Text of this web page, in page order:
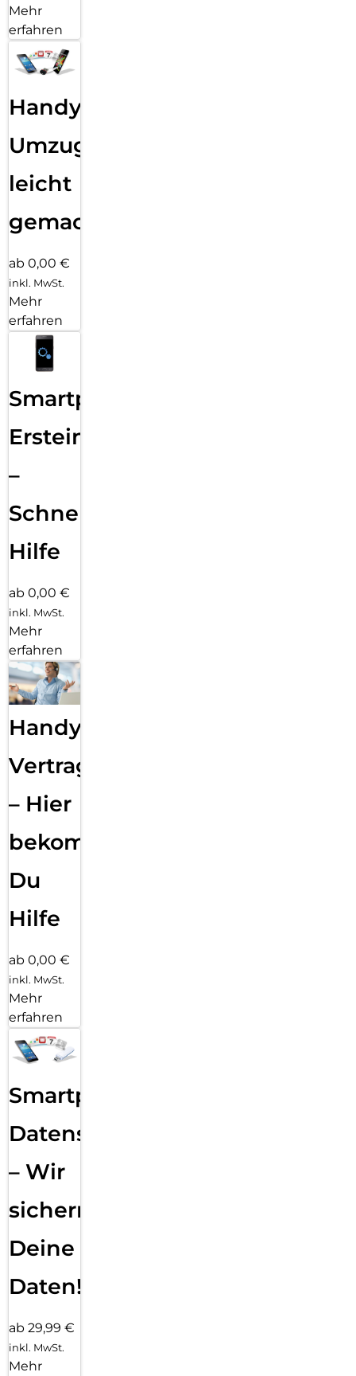
Mehr
erfahren
Handy
Umzug
leicht
gemacht!
ab 0,00 €
inkl. MwSt.
Mehr
erfahren
Smartphone
Ersteinrichtung
–
Schnelle
Hilfe
ab 0,00 €
inkl. MwSt.
Mehr
erfahren
Handy
Vertragsabwicklung
– Hier
bekommst
Du
Hilfe
ab 0,00 €
inkl. MwSt.
Mehr
erfahren
Smartphone
Datensicherung
– Wir
sichern
Deine
Daten!
ab 29,99 €
inkl. MwSt.
Mehr